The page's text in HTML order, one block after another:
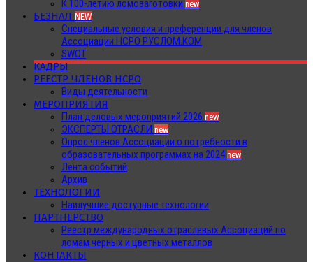
К 100-летию ломозаготовки new
БЕЗНАЛ NEW
Специальные условия и преференции для членов
Ассоциации НСРО РУСЛОМ.КОМ
SWOT
КАДРЫ
РЕЕСТР ЧЛЕНОВ НСРО
Виды деятельности
МЕРОПРИЯТИЯ
План деловых мероприятий 2026 new
ЭКСПЕРТЫ ОТРАСЛИ new
Опрос членов Ассоциации о потребности в
образовательных программах на 2024new
Лента событий
Архив
ТЕХНОЛОГИИ
Наилучшие доступные технологии
ПАРТНЕРСТВО
Реестр международных отраслевых Ассоциаций по
ломам черных и цветных металлов
КОНТАКТЫ